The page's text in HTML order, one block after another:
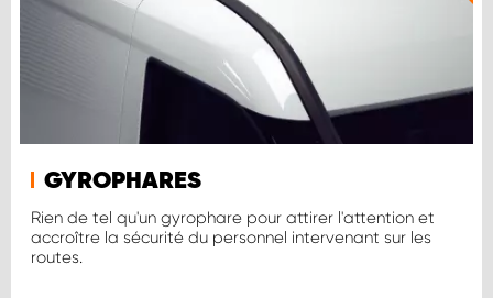
GYROPHARES
Rien de tel qu'un gyrophare pour attirer l'attention et
accroître la sécurité du personnel intervenant sur les
routes.